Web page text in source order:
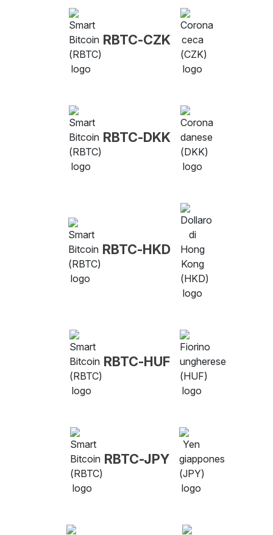
RBTC-CZK
RBTC-DKK
RBTC-HKD
RBTC-HUF
RBTC-JPY